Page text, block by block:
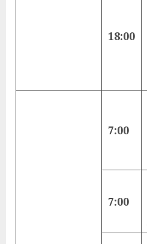
18:00
7:00
7:00